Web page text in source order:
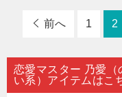
前へ 1 2
恋愛マスター 乃愛（
い系）アイテムはこ